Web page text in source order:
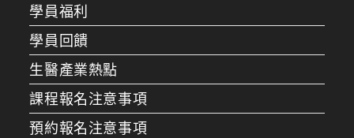
學員福利
學員回饋
生醫產業熱點
課程報名注意事項
預約報名注意事項